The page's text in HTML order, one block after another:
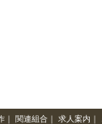
｜ 関連組合 ｜ 求人案内 ｜